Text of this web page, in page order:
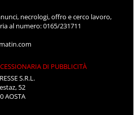
necrologi, offro e cerco lavoro,
al numero: 0165/231711
DI PUBBLICITÀ
S.R.L.
52
AOSTA